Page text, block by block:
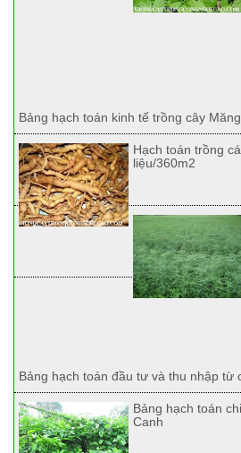
Bảng hạch toán kinh tế trồng cây
Hạch toán trồng
liệu/360m2
Bảng hạch toán đầu tư và thu nhập từ
Bảng hạch toán
Canh